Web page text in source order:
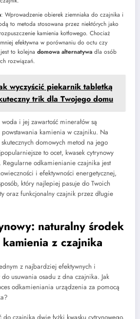
: Wprowadzenie obierek ziemniaka do czajnika i
to metoda stosowana przez niektórych jako
kamienia kotłowego. Chociaż
efektywna w porównaniu do octu czy
to kolejna domowa alternatywa dla osób
rozwiązań.
wyczyścić piekarnik tabletką
trik dla Twojego domu
i jej zawartość minerałów są
kamienia w czajniku. Na
domowych metod na jego
to ocet, kwasek cytrynowy
Regularne odkamienianie czajnika jest
i efektywności energetycznej,
który najlepiej pasuje do Twoich
oraz funkcjonalny czajnik przez długie
naturalny środek
z czajnika
z najbardziej efektywnych i
usuwania osadu z dna czajnika. Jak
odkamieniania urządzenia za pomocą
czajnika dwie łyżki kwasku cytrynowego.